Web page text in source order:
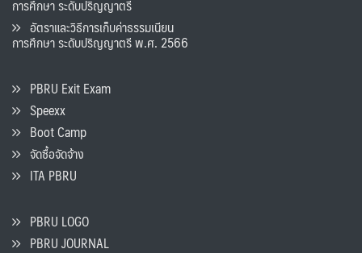
การศึกษา ระดับปริญญาตรี
อัตราและวิธีการเก็บค่าธรรมเนียน
การศึกษา ระดับปริญญาตรี พ.ศ. 2566
PBRU Exit Exam
Speexx
Boot Camp
จัดซื้อจัดจ้าง
ITA PBRU
PBRU LOGO
PBRU JOURNAL